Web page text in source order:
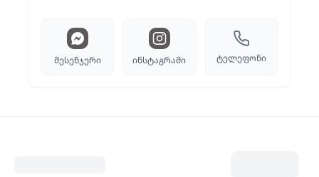
მესენჯერი ინსტაგრამი ტელეფონი